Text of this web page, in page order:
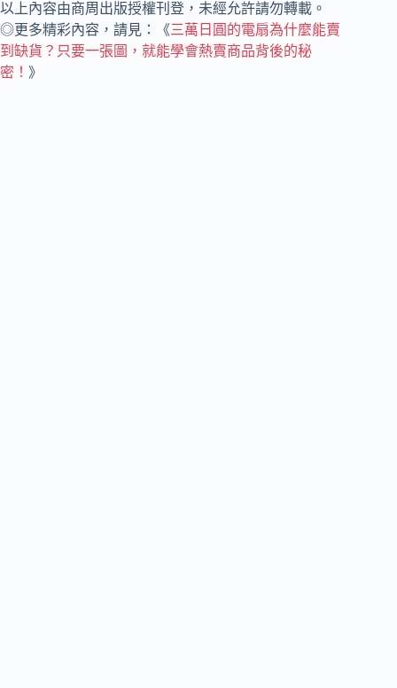
以上內容由商周出版授權刊登，未經允許請勿轉載。
◎更多精彩內容，請見：《三萬日圓的電扇為什麼能賣
到缺貨？只要一張圖，就能學會熱賣商品背後的秘
密！ 》